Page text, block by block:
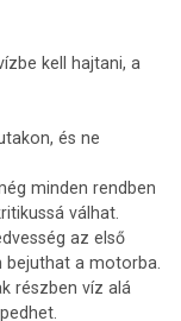
kell hajtani, a
és ne
minden rendben
válhat.
az első
a motorba.
részben víz alá